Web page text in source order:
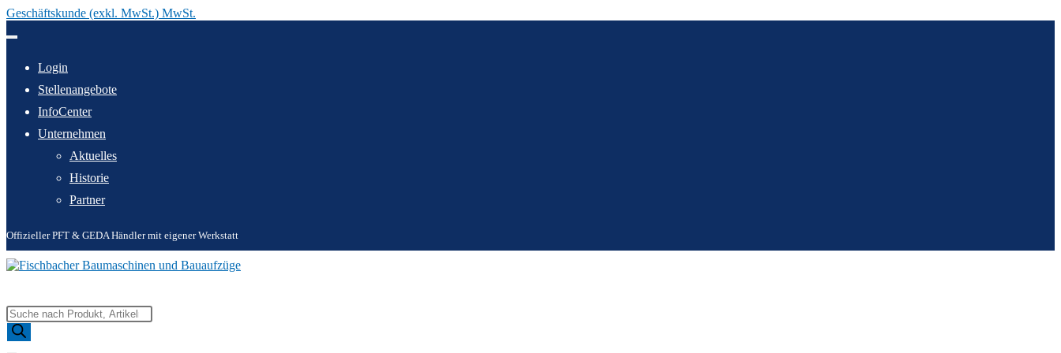
Geschäftskunde (exkl. MwSt.) MwSt.
Inhalt
Login
Stellenangebote
InfoCenter
Unternehmen
Aktuelles
Historie
Partner
Offizieller PFT & GEDA Händler mit eigener Werkstatt
Products
search